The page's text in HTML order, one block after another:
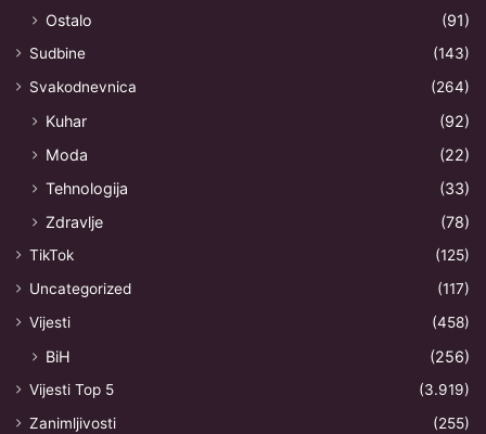
Ostalo
(91)
Sudbine
(143)
Svakodnevnica
(264)
Kuhar
(92)
Moda
(22)
Tehnologija
(33)
Zdravlje
(78)
TikTok
(125)
Uncategorized
(117)
Vijesti
(458)
BiH (256)
Vijesti Top 5
(3.919)
Zanimljivosti
(255)